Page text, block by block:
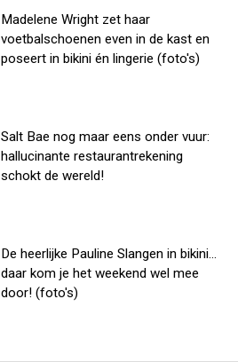
Madelene Wright zet haar
voetbalschoenen even in de kast en
poseert in bikini én lingerie (foto's)
Salt Bae nog maar eens onder vuur:
hallucinante restaurantrekening
schokt de wereld!
De heerlijke Pauline Slangen in bikini...
daar kom je het weekend wel mee
door! (foto's)